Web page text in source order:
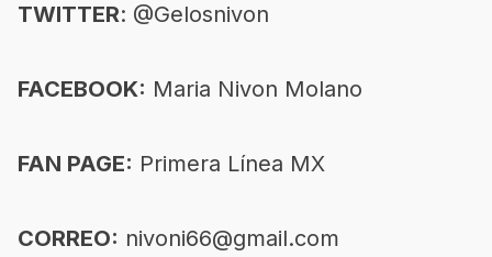
TWITTER: @Gelosnivon
FACEBOOK: Maria Nivon Molano
FAN PAGE: Primera Línea MX
CORREO: nivoni66@gmail.com